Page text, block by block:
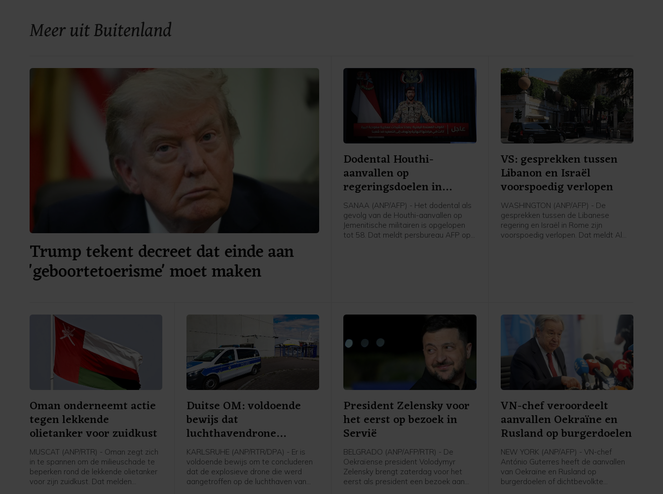
Meer uit Buitenland
Trump tekent decreet dat einde aan
'geboortetoerisme' moet maken
Dodental Houthi-
aanvallen op
regeringsdoelen in
Jemen opgelopen
SANAA (ANP/AFP) - Het dodental als
gevolg van de Houthi-aanvallen op
Jemenitische militairen is opgelopen
tot 58. Dat meldt persbureau AFP op
VS: gesprekken tussen
Libanon en Israël
voorspoedig verlopen
WASHINGTON (ANP/AFP) - De
gesprekken tussen de Libanese
regering en Israël in Rome zijn
voorspoedig verlopen. Dat meldt Al
Oman onderneemt actie
tegen lekkende
olietanker voor zuidkust
MUSCAT (ANP/RTR) - Oman zegt zich
in te spannen om de milieuschade te
beperken rond de lekkende olietanker
voor zijn zuidkust. Dat melden
Duitse OM: voldoende
bewijs dat
luchthavendrone
aanslagpoging was
KARLSRUHE (ANP/RTR/DPA) - Er is
voldoende bewijs om te concluderen
dat de explosieve drone die werd
aangetroffen op de luchthaven van
President Zelensky voor
het eerst op bezoek in
Servië
BELGRADO (ANP/AFP/RTR) - De
Oekraïense president Volodymyr
Zelensky brengt zaterdag voor het
eerst als president een bezoek aan
VN-chef veroordeelt
aanvallen Oekraïne en
Rusland op burgerdoelen
NEW YORK (ANP/AFP) - VN-chef
António Guterres heeft de aanvallen
van Oekraïne en Rusland op
burgerdoelen of dichtbevolkte